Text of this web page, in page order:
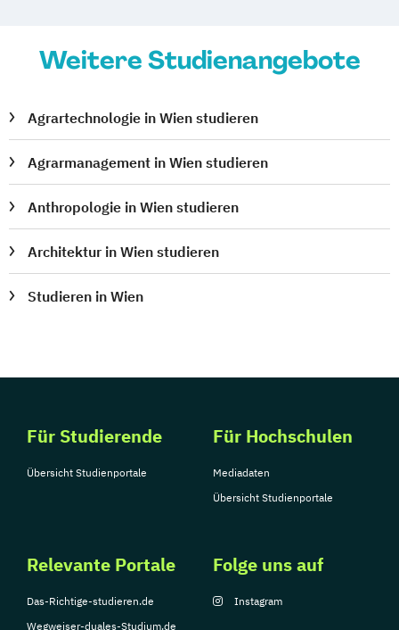
Weitere Studienangebote
Agrartechnologie in Wien studieren
Agrarmanagement in Wien studieren
Anthropologie in Wien studieren
Architektur in Wien studieren
Studieren in Wien
Für Studierende
Übersicht Studienportale
Für Hochschulen
Mediadaten
Übersicht Studienportale
Relevante Portale
Das-Richtige-studieren.de
Wegweiser-duales-Studium.de
Folge uns auf
Instagram